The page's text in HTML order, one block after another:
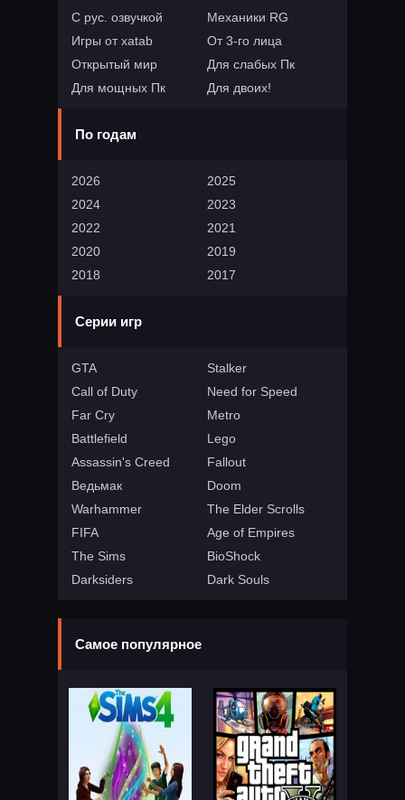
С рус. озвучкой
Механики RG
Игры от xatab
От 3-го лица
Открытый мир
Для слабых Пк
Для мощных Пк
Для двоих!
По годам
2026
2025
2024
2023
2022
2021
2020
2019
2018
2017
Серии игр
GTA
Stalker
Call of Duty
Need for Speed
Far Cry
Metro
Battlefield
Lego
Assassin's Creed
Fallout
Ведьмак
Doom
Warhammer
The Elder Scrolls
FIFA
Age of Empires
The Sims
BioShock
Darksiders
Dark Souls
Самое популярное